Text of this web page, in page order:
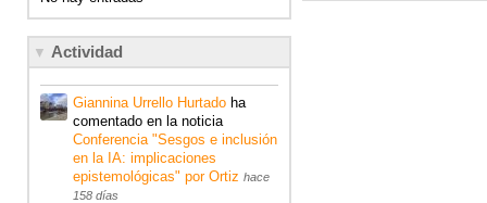
Actividad
Giannina Urrello Hurtado ha
comentado en la noticia
Conferencia "Sesgos e inclusión
en la IA: implicaciones
epistemológicas" por Ortiz hace
158 días